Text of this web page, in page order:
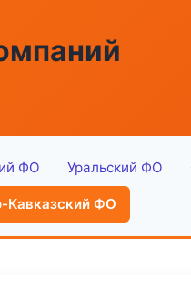
ФО Уральский ФО
Кавказский ФО